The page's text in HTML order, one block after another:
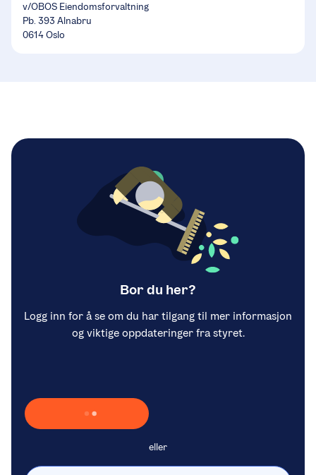
v/OBOS Eiendomsforvaltning
Pb. 393 Alnabru
0614 Oslo
Bor du her?
Logg inn for å se om du har tilgang til mer informasjon
og viktige oppdateringer fra styret.
Laster inn Vipps …
eller